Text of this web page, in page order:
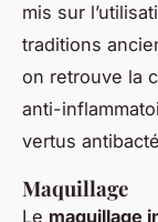
mis sur
traditions
on retrouve la
anti-
vertus
Maquillage
Le maquillage